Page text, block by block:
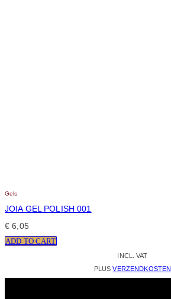
Gels
JOIA GEL POLISH 001
€ 6,05
ADD TO CART
INCL. VAT
PLUSVERZENDKOSTEN